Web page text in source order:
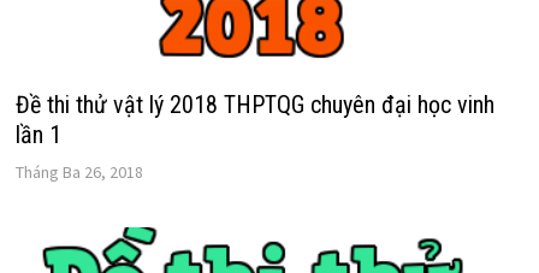
Đề thi thử vật lý 2018 THPTQG chuyên đại học vinh
lần 1
Tháng Ba 26, 2018